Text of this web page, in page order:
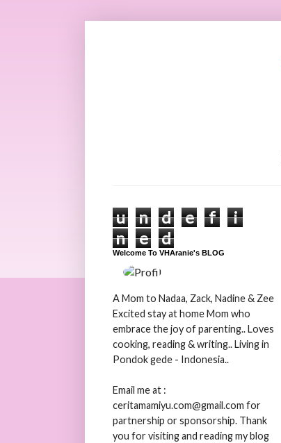
u n d e f
i
n
e d
Welcome To VHAranie's BLOG
A Mom to Nadaa, Zack, Nadine & Zee
Excited stay at home Mom who
embrace the joy of parenting.. Loves
cooking, reading & writing.. Living in
Pondok gede - Indonesia..
Email me at :
ceritamamiyu.com@gmail.com for
partnership or sponsorship. Thank
you for visiting and reading my blog